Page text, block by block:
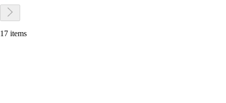
17 items